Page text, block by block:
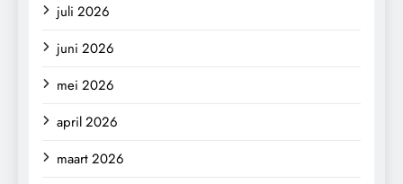
juli 2026
juni 2026
mei 2026
april 2026
maart 2026